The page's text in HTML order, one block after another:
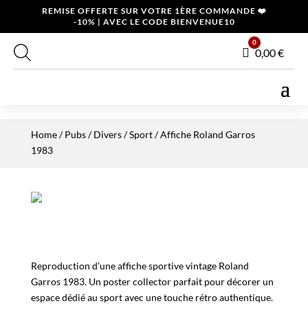
REMISE OFFERTE SUR VOTRE 1ÈRE COMMANDE ❤️
-10% | AVEC LE CODE BIENVENUE10
Panier
0
0,00€
Home/Pubs / Divers/Sport/ Affiche Roland Garros
1983
Reproduction d’une affiche sportive vintage Roland
Garros 1983. Un poster collector parfait pour décorer un
espace dédié au sport avec une touche rétro authentique.